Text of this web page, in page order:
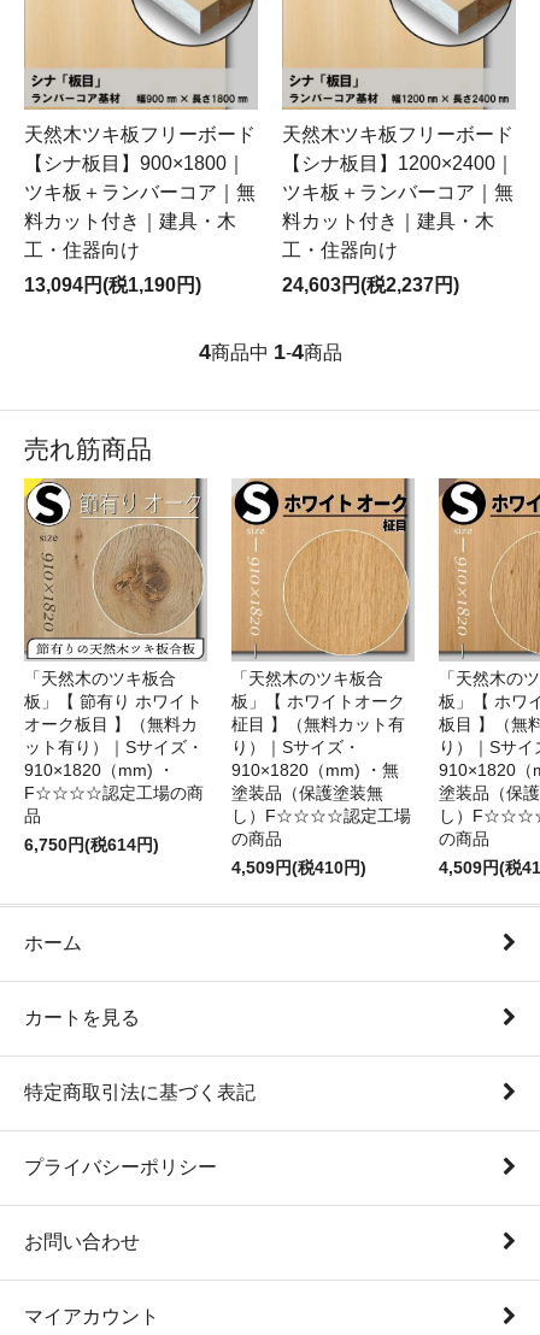
天然木ツキ板フリーボード
【シナ板目】900×1800｜
ツキ板＋ランバーコア｜無
料カット付き｜建具・木
工・住器向け
13,094円(税1,190円)
天然木ツキ板フリーボード
【シナ板目】1200×2400｜
ツキ板＋ランバーコア｜無
料カット付き｜建具・木
工・住器向け
24,603円(税2,237円)
4商品中 1-4商品
売れ筋商品
「天然木のツキ板合
板」【 節有り ホワイト
オーク板目 】（無料カ
ット有り）｜Sサイズ・
910×1820（mm) ・
F☆☆☆☆認定工場の商
品
6,750円(税614円)
「天然木のツキ板合
板」【 ホワイトオーク
柾目 】（無料カット有
り）｜Sサイズ・
910×1820（mm) ・無
塗装品（保護塗装無
し）F☆☆☆☆認定工場
の商品
4,509円(税410円)
「天然木の
板」【 ホワ
板目 】（無
り）｜Sサイ
910×1820（
塗装品（保
し）
の商品
4,509円(税
ホーム
カートを見る
特定商取引法に基づく表記
プライバシーポリシー
お問い合わせ
マイアカウント